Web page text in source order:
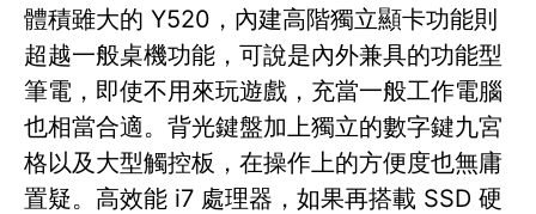
體積雖大的 Y520，內建高階獨立顯卡功能則
超越一般桌機功能，可說是內外兼具的功能型
筆電，即使不用來玩遊戲，充當一般工作電腦
也相當合適。背光鍵盤加上獨立的數字鍵九宮
格以及大型觸控板，在操作上的方便度也無庸
置疑。高效能 i7 處理器，如果再搭載 SSD 硬